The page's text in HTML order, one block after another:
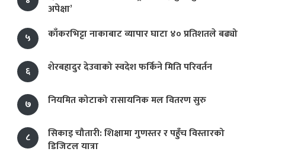
अपेक्षा’
५
काँकरभिट्टा नाकाबाट व्यापार घाटा ४० प्रतिशतले बढ्यो
६ शेरबहादुर देउवाको स्वदेश फर्किने मिति परिवर्तन
७ नियमित कोटाको रासायनिक मल वितरण सुरु
८
सिकाइ चौतारी: शिक्षामा गुणस्तर र पहुँच विस्तारको
डिजिटल यात्रा